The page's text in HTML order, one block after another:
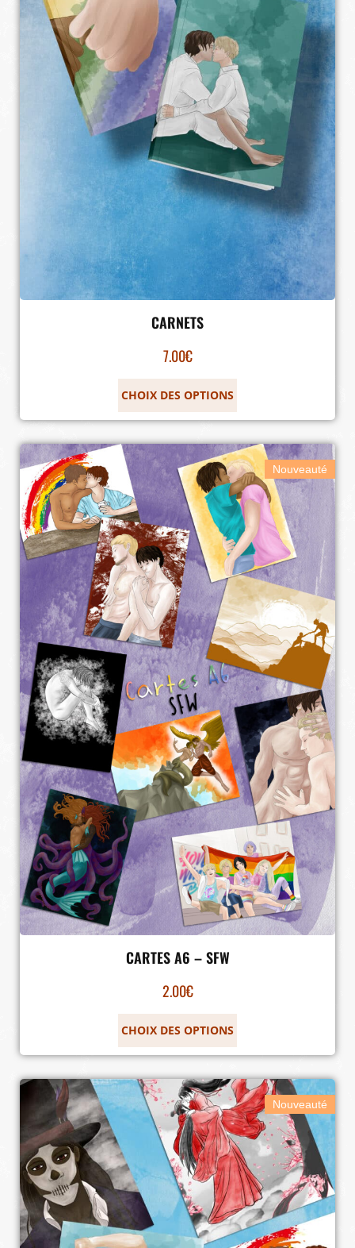
CARNETS
7.00€
CHOIX DES OPTIONS
Nouveauté
CARTES A6 – SFW
2.00€
CHOIX DES OPTIONS
Nouveauté